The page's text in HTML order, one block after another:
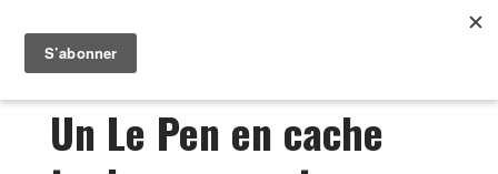
Un Le Pen en cache